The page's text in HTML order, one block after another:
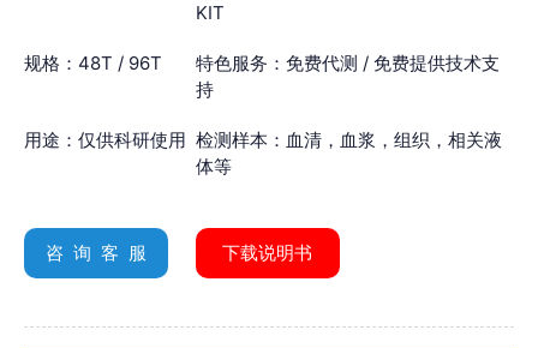
KIT
规格：48T / 96T
特色服务：免费代测 / 免费提供技术支
持
用途：仅供科研使用 检测样本：血清，血浆，组织，相关液
体等
咨 询 客 服 下载说明书